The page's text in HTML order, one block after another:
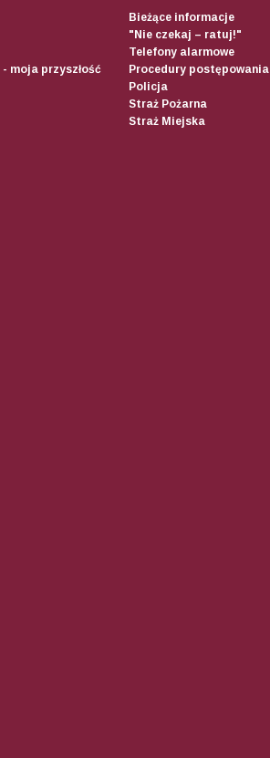
moja przyszłość
Bieżące informacje
"Nie czekaj – ratuj!"
Telefony alarmowe
Procedury postępowania
Policja
Straż Pożarna
Straż Miejska